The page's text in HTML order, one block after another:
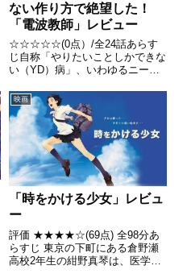
ない作り方で絶望した！
「電波教師」レビュー
☆☆☆☆☆(0点）/全24話あらす
じ自称「やりたいことしかできな
い（YD）病」、いわゆるニート
青年・鑑純一郎。そんな兄を心配
した妹・純音は職を用意する。そ
れはまさかの……「教師」!? 教
育界を、日本を激震させる...
映画
「時をかける少女」レビュ
ー
評価 ★★★★☆(69点) 全98分あ
らすじ 東京の下町にある倉野瀬
高校2年生の紺野真琴は、医学部